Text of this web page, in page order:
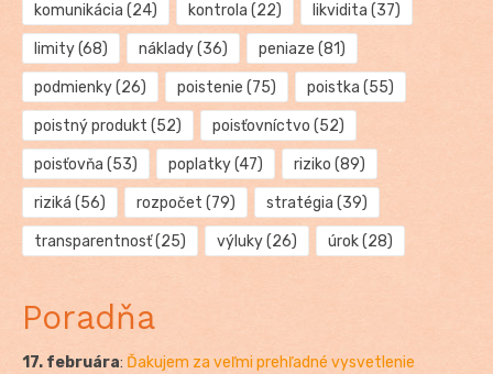
komunikácia (24) kontrola (22) likvidita (37)
limity(68) náklady(36) peniaze (81)
podmienky(26) poistenie (75) poistka (55)
poistný produkt (52) poisťovníctvo (52)
poisťovňa (53) poplatky(47) riziko (89)
riziká (56) rozpočet (79) stratégia (39)
transparentnosť(25) výluky(26) úrok(28)
Poradňa
17. februára: Ďakujem za veľmi prehľadné vysvetlenie